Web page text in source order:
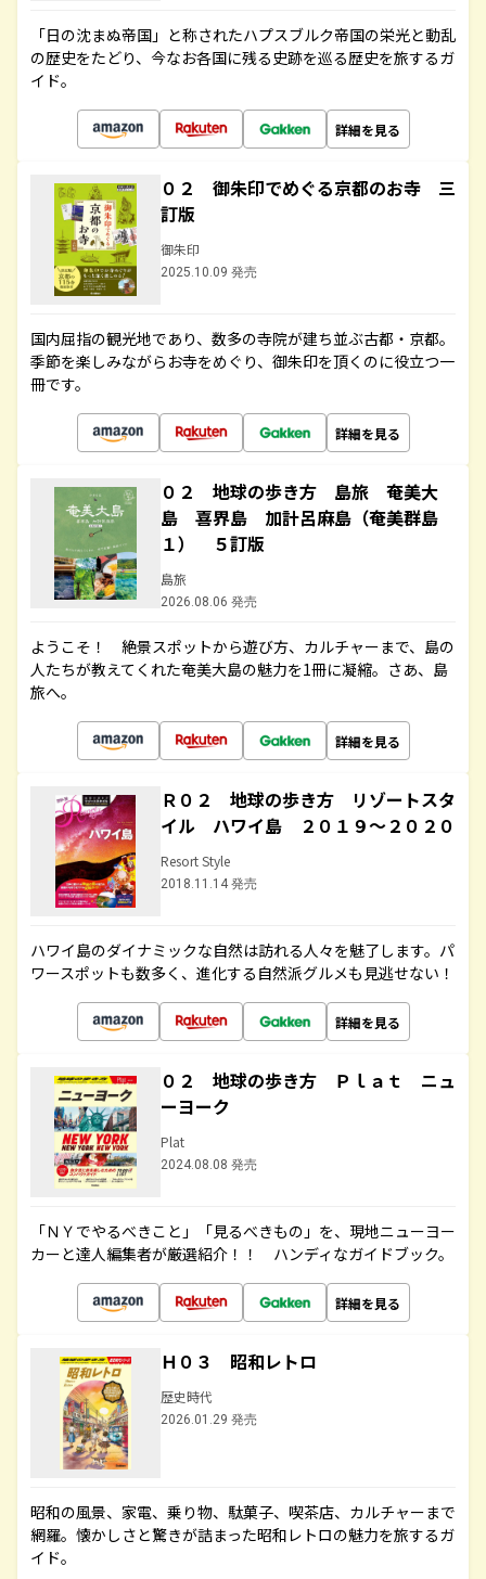
「日の沈まぬ帝国」と称されたハプスブルク帝国の栄光と動乱
の歴史をたどり、今なお各国に残る史跡を巡る歴史を旅するガ
イド。
詳細を見る
０２ 御朱印でめぐる京都のお寺 三
訂版
御朱印
2025.10.09 発売
国内屈指の観光地であり、数多の寺院が建ち並ぶ古都・京都。
季節を楽しみながらお寺をめぐり、御朱印を頂くのに役立つ一
冊です。
詳細を見る
０２ 地球の歩き方 島旅 奄美大
島 喜界島 加計呂麻島（奄美群島
１） ５訂版
島旅
2026.08.06 発売
ようこそ！ 絶景スポットから遊び方、カルチャーまで、島の
人たちが教えてくれた奄美大島の魅力を1冊に凝縮。さあ、島
旅へ。
詳細を見る
Ｒ０２ 地球の歩き方 リゾートスタ
イル ハワイ島 ２０１９～２０２０
Resort Style
2018.11.14 発売
ハワイ島のダイナミックな自然は訪れる人々を魅了します。パ
ワースポットも数多く、進化する自然派グルメも見逃せない！
詳細を見る
０２ 地球の歩き方 Ｐｌａｔ ニュ
ーヨーク
Plat
2024.08.08 発売
「ＮＹでやるべきこと」「見るべきもの」を、現地ニューヨー
カーと達人編集者が厳選紹介！！ ハンディなガイドブック。
詳細を見る
Ｈ０３ 昭和レトロ
歴史時代
2026.01.29 発売
昭和の風景、家電、乗り物、駄菓子、喫茶店、カルチャーまで
網羅。懐かしさと驚きが詰まった昭和レトロの魅力を旅するガ
イド。